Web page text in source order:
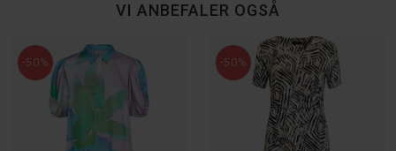
VI ANBEFALER OGSÅ
-50% -50%